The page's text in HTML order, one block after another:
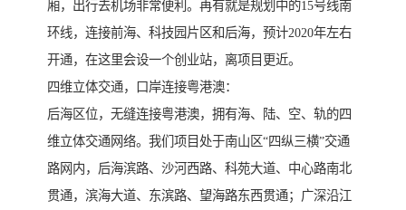
厢，出行去机场非常便利。再有就是规划中的15号线南
环线，连接前海、科技园片区和后海，预计2020年左右
开通，在这里会设一个创业站，离项目更近。
四维立体交通，口岸连接粤港澳：
后海区位，无缝连接粤港澳，拥有海、陆、空、轨的四
维立体交通网络。我们项目处于南山区“四纵三横”交通
路网内，后海滨路、沙河西路、科苑大道、中心路南北
贯通，滨海大道、东滨路、望海路东西贯通；广深沿江